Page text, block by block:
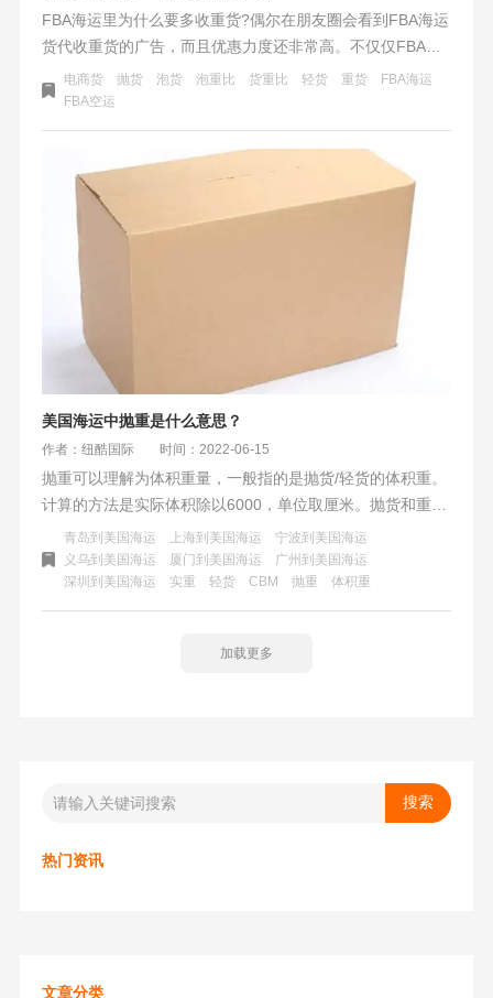
FBA海运里为什么要多收重货?偶尔在朋友圈会看到FBA海运
货代收重货的广告，而且优惠力度还非常高。不仅仅FBA海
运，FBA空运也很多货代在同行里收重货。这说明电商产品
在行业里大部分都是偏向轻货（泡货）的。而在装柜的过程
行业里是比较收欢迎的。
电商货 抛货 泡货 泡重比 货重比 轻货 重货
​FBA海运
FBA空运
美国海运中抛重是什么意思？
作者：纽酷国际 时间：2022-06-15
抛重可以理解为体积重量，一般指的是抛货/轻货的体积重。
计算的方法是实际体积除以6000，单位取厘米。抛货和重货
是怎么划分的？美国FBA海运中以每个CBM小于167公斤的
货物界定为抛货，运输价格用抛重计算。反之实重大于167
公斤/CBM的为重货，以实重计算运费。
青岛到美国海运 上海到美国海运
宁波到美国海运
义乌到美国海运
厦门到美国海运
广州到美国海运
深圳到美国海运
实重 轻货 CBM 抛重 体积重
加载更多
热门资讯
文章分类